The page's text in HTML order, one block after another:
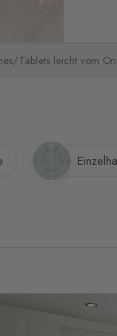
Tablets leicht vom